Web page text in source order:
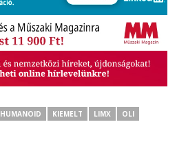
HUMANOID KIEMELT LIMX
OLI